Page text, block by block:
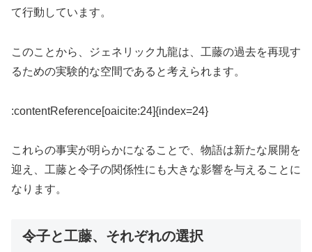
て行動しています。
このことから、ジェネリック九龍は、工藤の過去を再現す
るための実験的な空間であると考えられます。
:contentReference[oaicite:24]{index=24}
これらの事実が明らかになることで、物語は新たな展開を
迎え、工藤と令子の関係性にも大きな影響を与えることに
なります。
令子と工藤、それぞれの選択